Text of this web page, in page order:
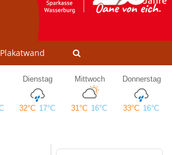
Plakatwand